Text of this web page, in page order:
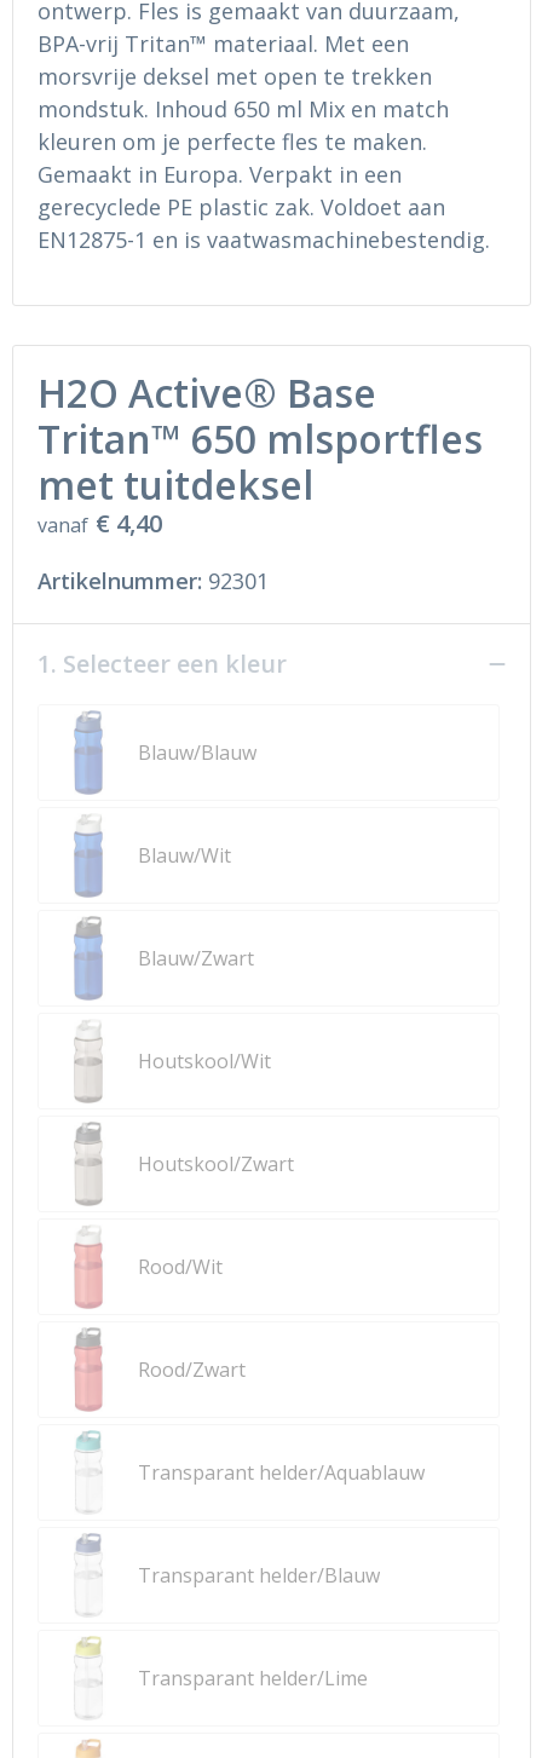
Ondergoed en Sokken
Regenkleding
Gereedschap
Schoenen
Hoofdbescherming
Gehoorbescherming
Sokken en Nachtkleding
Regenkleding
Schoenen
Gilets
ontwerp. Fles is gemaakt van duurzaam,
BPA-vrij Tritan™ materiaal. Met een
morsvrije deksel met open te trekken
mondstuk. Inhoud 650 ml Mix en match
kleuren om je perfecte fles te maken.
Gemaakt in Europa. Verpakt in een
gerecyclede PE plastic zak. Voldoet aan
EN12875-1 en is vaatwasmachinebestendig.
H2O Active® Base
Tritan™ 650 mlsportfles
met tuitdeksel
vanaf € 4,40
Artikelnummer: 92301
1. Selecteer een kleur
Blauw/Blauw
Blauw/Wit
Blauw/Zwart
Houtskool/Wit
Houtskool/Zwart
Rood/Wit
Rood/Zwart
Transparant helder/Aquablauw
Transparant helder/Blauw
Transparant helder/Lime